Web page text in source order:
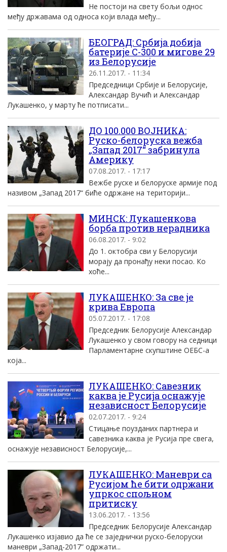
Не постоји на свету бољи однос
међу државама од односа који влада међу...
БЕОГРАД: Србија добија
батерије С-300 и мигове 29
из Белорусије
26.11.2017. - 11:34
Председници Србије и Белорусије,
Александар Вучић и Александар
Лукашенко, у марту ће потписати...
ДО 100.000 ВОЈНИКА:
Руско-белоруска вежба
„Запад 2017“ забринула
Америку
07.08.2017. - 17:17
Вежбе руске и белоруске армије под
називом „Запад 2017“ биће одржане на територији...
МИНСК: Лукашенкова
борба против нерадника
06.08.2017. - 9:02
До 1. октобра сви у Белорусији
морају да пронађу неки посао. Ко
хоће...
ЛУКАШЕНКО: За све је
крива Европа
05.07.2017. - 17:08
Председник Белорусије Александар
Лукашенко у свом говору на седници
Парламентарне скупштине ОЕБС-а
која...
ЛУКАШЕНКО: Савезник
каква је Русија оснажује
независност Белорусије
02.07.2017. - 9:24
Стицање поузданих партнера и
савезника каква је Русија пре свега,
оснажује независност Белорусије,...
ЛУКАШЕНКО: Маневри са
Русијом ће бити одржани
упркос спољном
притиску
13.06.2017. - 13:56
Председник Белорусије Александар
Лукашенко изјавио да ће се заједнички руско-белоруски
маневри „Запад-2017” одржати...